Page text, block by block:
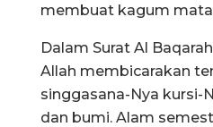
membuat kagum
Dalam Surat Al
Allah membicarakan
singgasana-Nya kursi-
dan bumi. Alam